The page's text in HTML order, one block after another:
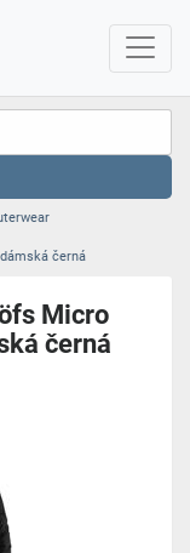
černá
Micro
černá